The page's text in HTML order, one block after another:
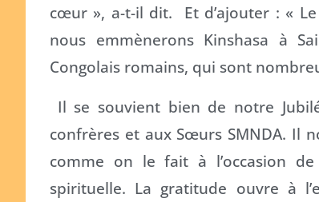
cœur », a-t-il dit. Et d’ajouter : «
nous emmènerons Kinshasa à
Congolais romains, qui sont
Il se souvient bien de notre
confrères et aux Sœurs SMNDA. Il
comme on le fait à l’occasion
spirituelle. La gratitude ouvre à